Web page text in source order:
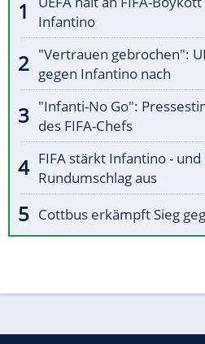
Infantino
"Vertrauen gebrochen":
gegen Infantino nach
"Infanti-No Go":
des FIFA-Chefs
FIFA stärkt Infantino -
Rundumschlag aus
Cottbus erkämpft Sieg